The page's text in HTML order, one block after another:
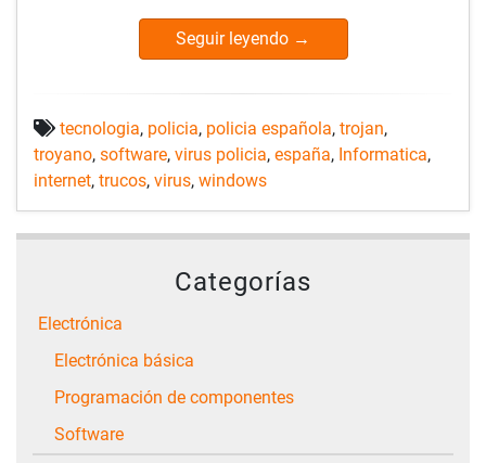
Seguir leyendo →
tecnologia, policia, policia española, trojan,
troyano, software, virus policia, españa, Informatica,
internet, trucos, virus, windows
Categorías
Electrónica
Electrónica básica
Programación de componentes
Software